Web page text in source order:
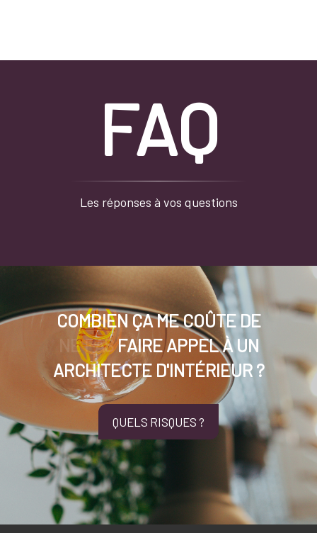
FAQ
Les réponses à vos questions
COMBIEN ÇA ME COÛTE DE
NE PASFAIRE APPEL À UN
ARCHITECTE D'INTÉRIEUR ?
QUELS RISQUES ?